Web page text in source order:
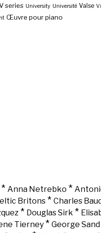
series University Université Valse
Œuvre pour piano
* Anna Netrebko *
Britons* Charles
* Douglas Sirk *
Tierney* George Sand